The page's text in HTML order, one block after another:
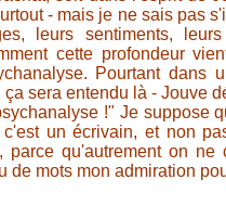
- mais je ne sais pas
leurs sentiments,
cette profondeur
Pourtant dans
sera entendu là - Jouve
!" Je suppose
un écrivain, et non
parce qu'autrement on ne
de mots mon admiration